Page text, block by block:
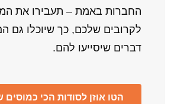
החברות באמת – תעבירו את
לקרובים שלכם, כך שיוכלו גם
דברים שיסייעו להם.
הטו אוזן לסודות הכי